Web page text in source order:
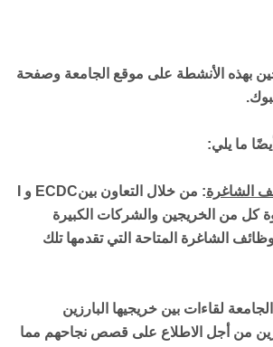
بهذه الأنشطة على موقع الجامعة وصفحة
ما يلي:
الشاغرة: من خلال التعاون بينECDC و
كل من الخريجين والشركات الكبيرة
الشاغرة المتاحة التي تقدمها تلك
لقاءات بين خريجيها البارزين
من أجل الاطلاع على قصص نجاحهم مما